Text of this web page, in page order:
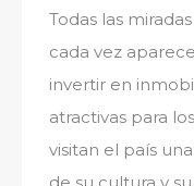
Todas las
cada vez
invertir en
atractivas para
visitan el país